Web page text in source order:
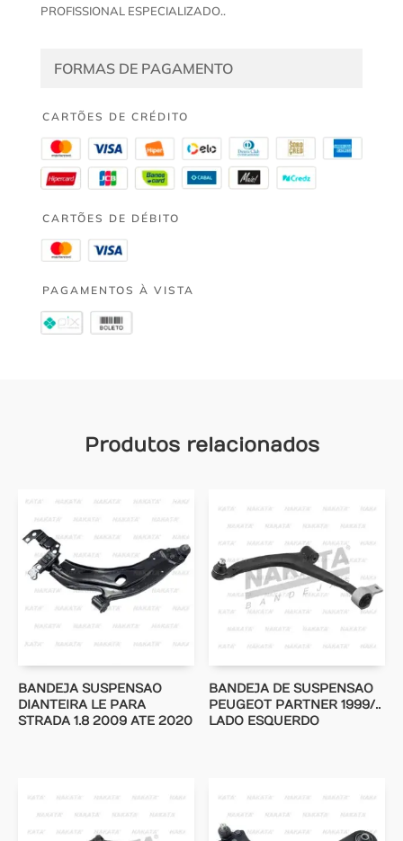
PROFISSIONAL ESPECIALIZADO..
FORMAS DE PAGAMENTO
CARTÕES DE CRÉDITO
CARTÕES DE DÉBITO
PAGAMENTOS À VISTA
Produtos relacionados
BANDEJA SUSPENSAO
DIANTEIRA LE PARA
STRADA 1.8 2009 ATE 2020
BANDEJA DE SUSPENSAO
PEUGEOT PARTNER 1999/..
LADO ESQUERDO